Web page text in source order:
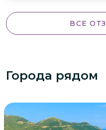
этом районе, и о
дороги. В конце
ВСЕ
Города рядом